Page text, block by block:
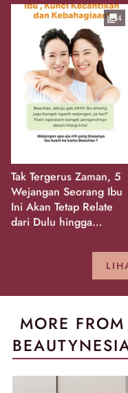
Tak Tergerus Zaman, 5
Wejangan Seorang Ibu
Ini Akan Tetap Relate
dari Dulu hingga
4
MORE FROM